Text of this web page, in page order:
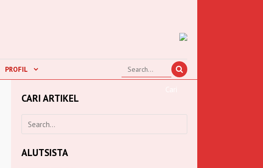
PROFIL
CARI ARTIKEL
ALUTSISTA